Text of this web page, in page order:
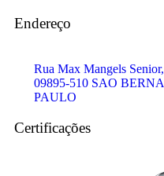
Endereço
Rua Max Mangels
09895-510 SAO
PAULO
Certificações